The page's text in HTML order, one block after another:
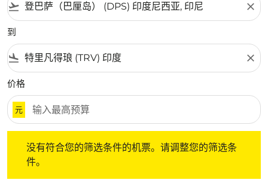
flight_takeoff close
到
flight_land close
价格
元
没有符合您的筛选条件的机票。请调整您的筛选条
件。